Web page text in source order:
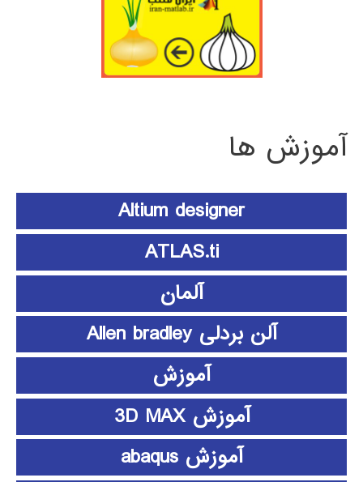
آموزش ها
Altium designer
ATLAS.ti
آلمان
آلن بردلی Allen bradley
آموزش
آموزش 3D MAX
آموزش abaqus